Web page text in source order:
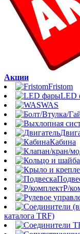
Акции
Fristom
LED
WAS
Кабина
Р/
каталога TRF)